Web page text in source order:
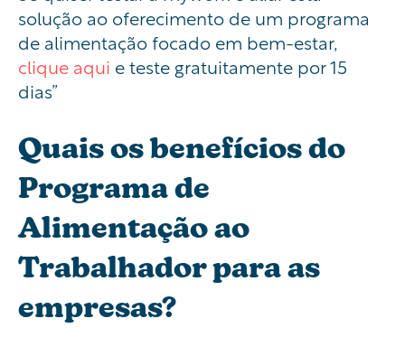
solução ao oferecimento de um programa
de alimentação focado em bem-estar,
clique aqui e teste gratuitamente por 15
dias”
Quais os benefícios do
Programa de
Alimentação ao
Trabalhador para as
empresas?